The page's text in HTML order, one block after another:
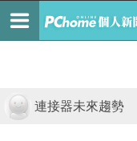
連接器未來趨勢